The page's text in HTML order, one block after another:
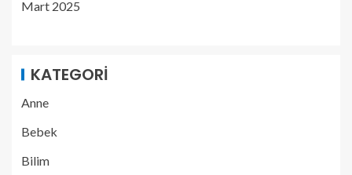
Mart 2025
KATEGORI
Anne
Bebek
Bilim